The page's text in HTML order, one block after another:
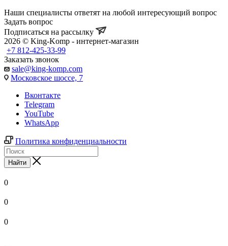
Наши специалисты ответят на любой интересующий вопрос
Задать вопрос
Подписаться на рассылку
2026 © King-Komp - интернет-магазин
+7 812-425-33-99
Заказать звонок
sale@king-komp.com
Московское шоссе, 7
Вконтакте
Telegram
YouTube
WhatsApp
Политика конфиденциальности
Найти
0
0
0